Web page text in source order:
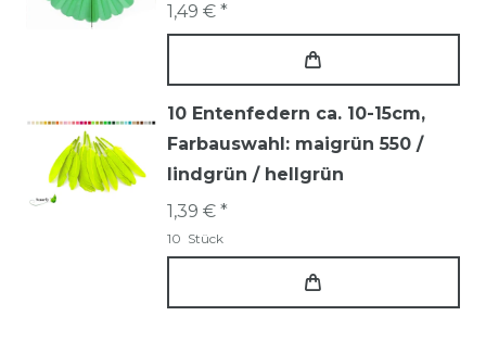
1,49 € *
10 Entenfedern ca. 10-15cm,
Farbauswahl: maigrün 550 /
lindgrün / hellgrün
1,39 € *
10 Stück